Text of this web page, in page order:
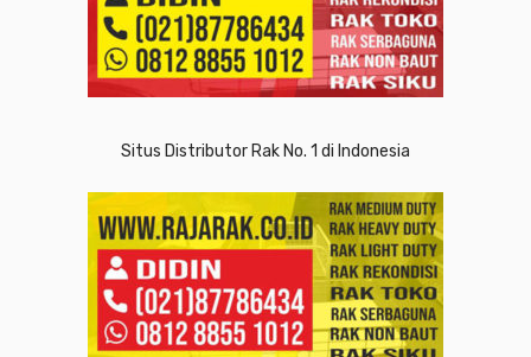
Situs Distributor Rak No. 1 di Indonesia